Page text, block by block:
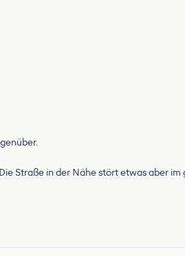
Straße in der Nähe stört etwas aber im